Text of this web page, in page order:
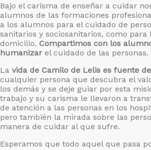
Bajo el carisma de enseñar a cuidar
alumnos de las formaciones
a los alumnos para el cuidado de
sanitarios y sociosanitarios, como para
domicilio. Compartimos con los
humanizar el cuidado de las personas.
La vida de Camilo de Lelis es fuente
cualquier persona que descubra el
los demás y se deje guiar por esta
trabajo y su carisma le llevaron a
de atención a las personas en los
pero también la mirada sobre las
manera de cuidar al que sufre.
Esperamos que todo aquel que pasa